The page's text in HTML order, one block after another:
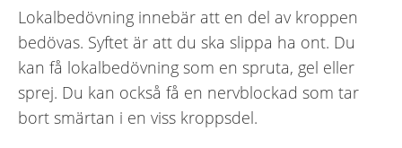
Lokalbedövning innebär att en del av kroppen
bedövas. Syftet är att du ska slippa ha ont. Du
kan få lokalbedövning som en spruta, gel eller
sprej. Du kan också få en nervblockad som tar
bort smärtan i en viss kroppsdel.